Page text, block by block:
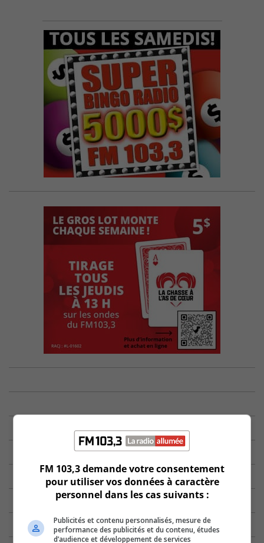
FM 103,3 demande votre consentement
pour utiliser vos données à caractère
personnel dans les cas suivants :
Publicités et contenu personnalisés, mesure de
performance des publicités et du contenu, études
d’audience et développement de services